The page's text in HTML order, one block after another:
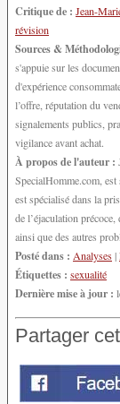
Critique de : Jean-
révision
Sources &
s'appuie sur les
d'expérience
l’offre, réputation du
signalements publics,
vigilance avant achat.
À propos de l'auteur :
SpecialHomme.com,
est spécialisé dans la
de l’éjaculation
ainsi que des autres
Posté dans : Analyses|
Étiquettes : sexualité
Dernière mise à jour :
Partager